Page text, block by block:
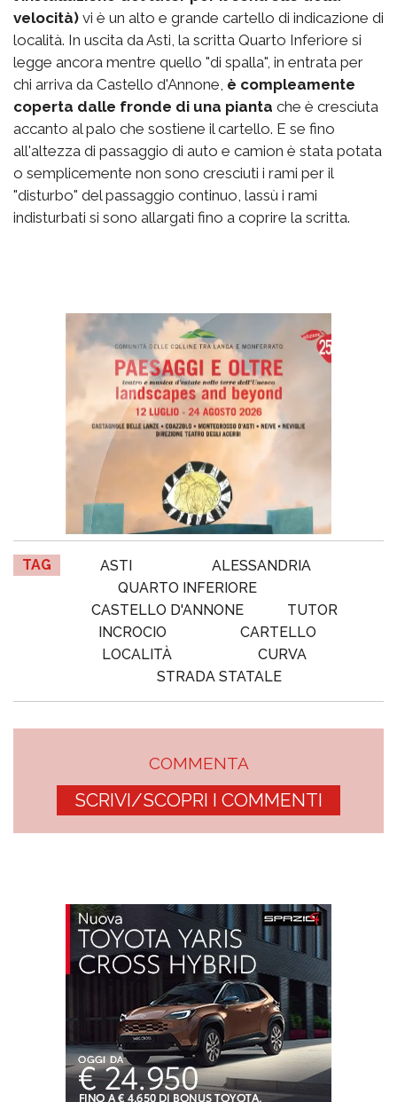
velocità) vi è un alto e grande cartello di indicazione di
località. In uscita da Asti, la scritta Quarto Inferiore si
legge ancora mentre quello "di spalla", in entrata per
chi arriva da Castello d'Annone, è compleamente
coperta dalle fronde di una pianta che è cresciuta
accanto al palo che sostiene il cartello. E se fino
all'altezza di passaggio di auto e camion è stata potata
o semplicemente non sono cresciuti i rami per il
"disturbo" del passaggio continuo, lassù i rami
indisturbati si sono allargati fino a coprire la scritta.
TAG ASTI
ALESSANDRIA
QUARTO INFERIORE
CASTELLO D'ANNONE
TUTOR
INCROCIO
CARTELLO
LOCALITÀ
CURVA
STRADA STATALE
COMMENTA
SCRIVI/SCOPRI I COMMENTI